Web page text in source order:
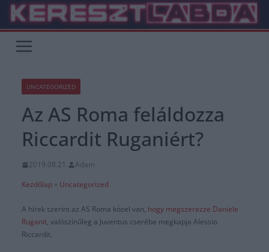
Skip
content
UNCATEGORIZED
Az AS Roma feláldozza
Riccardit Ruganiért?
2019.08.21.
Adam
Kezdőlap » Uncategorized
A hírek szerint az AS Roma közel van, hogy megszerezze Daniele
Ruganit, valószínűleg a Juventus cserébe megkapja Alessio
Riccardit.